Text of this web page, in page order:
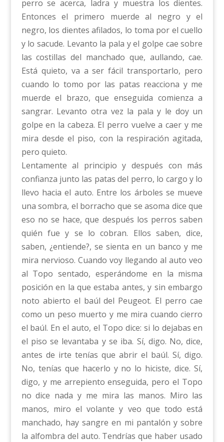
perro se acerca, ladra y muestra los dientes.
Entonces el primero muerde al negro y el
negro, los dientes afilados, lo toma por el cuello
y lo sacude. Levanto la pala y el golpe cae sobre
las costillas del manchado que, aullando, cae.
Está quieto, va a ser fácil transportarlo, pero
cuando lo tomo por las patas reacciona y me
muerde el brazo, que enseguida comienza a
sangrar. Levanto otra vez la pala y le doy un
golpe en la cabeza. El perro vuelve a caer y me
mira desde el piso, con la respiración agitada,
pero quieto.
Lentamente al principio y después con más
confianza junto las patas del perro, lo cargo y lo
llevo hacia el auto. Entre los árboles se mueve
una sombra, el borracho que se asoma dice que
eso no se hace, que después los perros saben
quién fue y se lo cobran. Ellos saben, dice,
saben, ¿entiende?, se sienta en un banco y me
mira nervioso. Cuando voy llegando al auto veo
al Topo sentado, esperándome en la misma
posición en la que estaba antes, y sin embargo
noto abierto el baúl del Peugeot. El perro cae
como un peso muerto y me mira cuando cierro
el baúl. En el auto, el Topo dice: si lo dejabas en
el piso se levantaba y se iba. Sí, digo. No, dice,
antes de irte tenías que abrir el baúl. Sí, digo.
No, tenías que hacerlo y no lo hiciste, dice. Sí,
digo, y me arrepiento enseguida, pero el Topo
no dice nada y me mira las manos. Miro las
manos, miro el volante y veo que todo está
manchado, hay sangre en mi pantalón y sobre
la alfombra del auto. Tendrías que haber usado